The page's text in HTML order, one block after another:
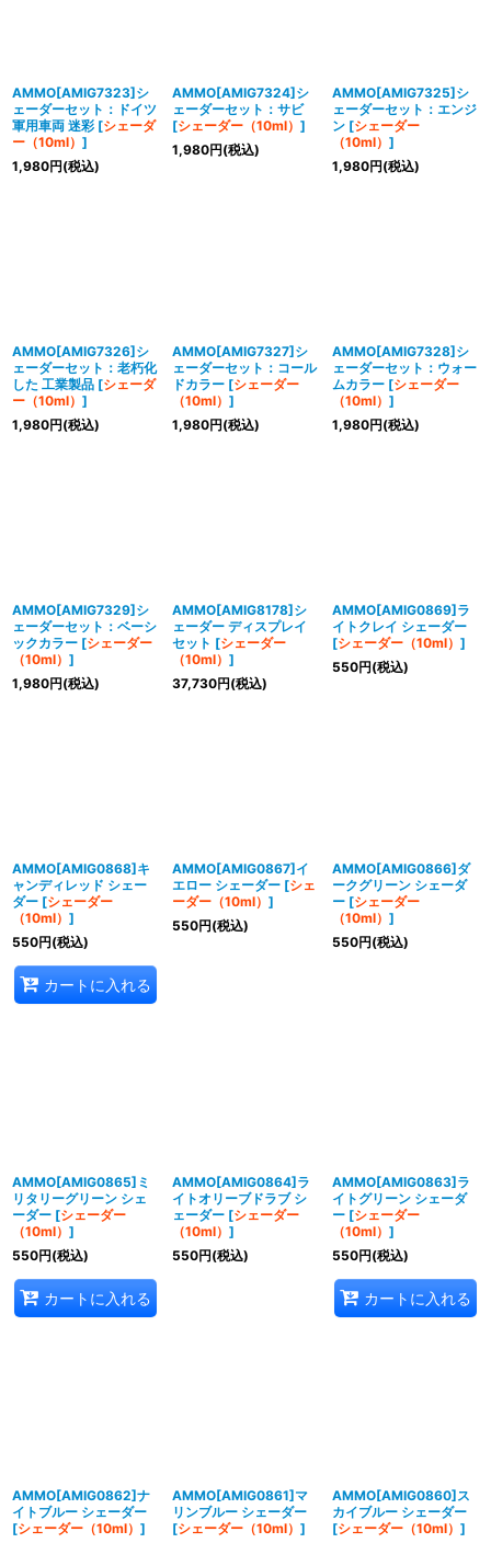
AMMO[AMIG7323]シ
ェーダーセット：ドイツ
軍用車両 迷彩 [シェーダ
ー（10ml） ]
1,980円(税込)
AMMO[AMIG7324]シ
ェーダーセット：サビ
[シェーダー（10ml） ]
1,980円(税込)
AMMO[AMIG7325]シ
ェーダーセット：エンジ
ン [シェーダー
（10ml） ]
1,980円(税込)
AMMO[AMIG7326]シ
ェーダーセット：老朽化
した 工業製品 [シェーダ
ー（10ml） ]
1,980円(税込)
AMMO[AMIG7327]シ
ェーダーセット：コール
ドカラー [シェーダー
（10ml） ]
1,980円(税込)
AMMO[AMIG7328]シ
ェーダーセット：ウォー
ムカラー [シェーダー
（10ml） ]
1,980円(税込)
AMMO[AMIG7329]シ
ェーダーセット：ベーシ
ックカラー [シェーダー
（10ml） ]
1,980円(税込)
AMMO[AMIG8178]シ
ェーダー ディスプレイ
セット [シェーダー
（10ml） ]
37,730円(税込)
AMMO[AMIG0869]ラ
イトクレイ シェーダー
[シェーダー（10ml） ]
550円(税込)
AMMO[AMIG0868]キ
ャンディレッド シェー
ダー [シェーダー
（10ml） ]
550円(税込)
カートに入れる
AMMO[AMIG0867]イ
エロー シェーダー [シェ
ーダー（10ml） ]
550円(税込)
AMMO[AMIG0866]ダ
ークグリーン シェーダ
ー [シェーダー
（10ml） ]
550円(税込)
AMMO[AMIG0865]ミ
リタリーグリーン シェ
ーダー [シェーダー
（10ml） ]
550円(税込)
カートに入れる
AMMO[AMIG0864]ラ
イトオリーブドラブ シ
ェーダー [シェーダー
（10ml） ]
550円(税込)
AMMO[AMIG0863]ラ
イトグリーン シェーダ
ー [シェーダー
（10ml） ]
550円(税込)
カートに入れる
AMMO[AMIG0862]ナ
イトブルー シェーダー
[シェーダー（10ml） ]
AMMO[AMIG0861]マ
リンブルー シェーダー
[シェーダー（10ml） ]
AMMO[AMIG0860]ス
カイブルー シェーダー
[シェーダー（10ml） ]